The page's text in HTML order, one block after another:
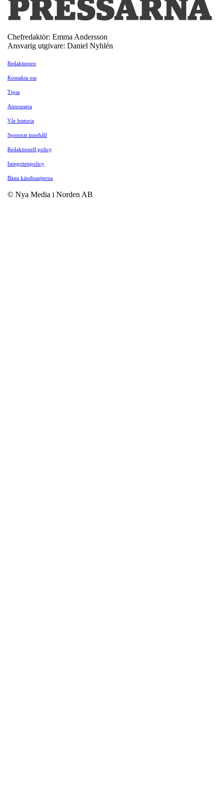
Chefredaktör: Emma Andersson
Ansvarig utgivare: Daniel Nyhlén
Redaktionen
Kontakta oss
Tipsa
Annonsera
Vår historia
Sponsrat innehåll
Redaktionell policy
Integritetspolicy
Bästa kändissajterna
© Nya Media i Norden AB